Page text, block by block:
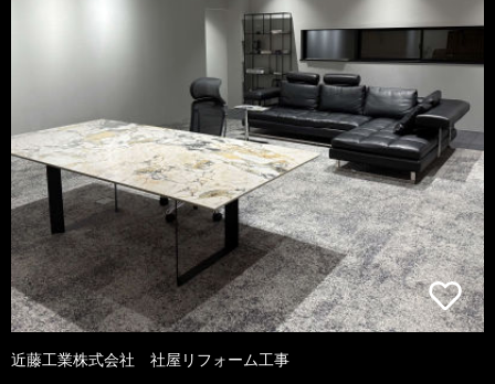
近藤工業株式会社 社屋リフォーム工事